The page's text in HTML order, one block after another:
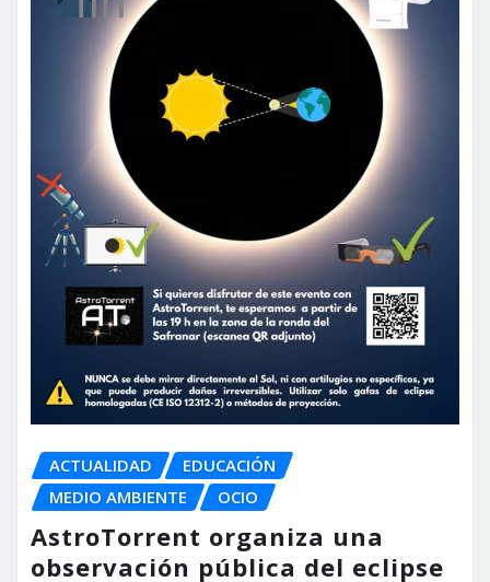
ACTUALIDAD
EDUCACIÓN
MEDIO AMBIENTE
OCIO
AstroTorrent organiza una
observación pública del eclipse